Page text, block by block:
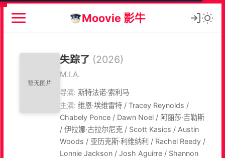
Moovie 影牛
失踪了 (2026)
M.I.A.
导演: 斯特法诺·索利马
主演: 维恩·埃维雷特 / Tracey Reynolds /
Chabely Ponce / Dawn Noel / 阿丽莎·吉勒斯
/ 伊拉娜·古拉尔尼克 / Scott Kasics / Austin
Woods / 亚历克斯·利维纳利 / Rachel Reedy /
Lonnie Jackson / Josh Aguirre / Shannon